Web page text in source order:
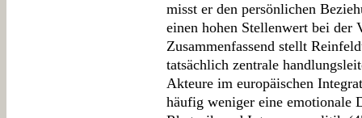
misst er den persönlichen
einen hohen Stellenwert bei der
Zusammenfassend stellt
tatsächlich zentrale
Akteure im europäischen
häufig weniger eine emotionale